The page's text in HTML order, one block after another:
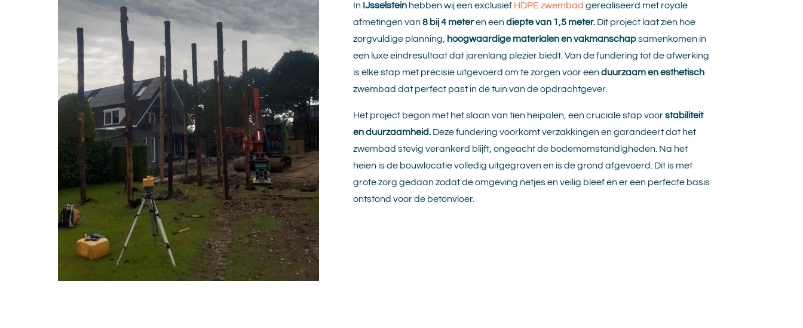
In IJsselstein hebben wij een exclusief HDPE zwembad gerealiseerd met royale
afmetingen van8 bij 4 meteren eendiepte van 1,5 meter. Dit project laat zien hoe
zorgvuldige planning, hoogwaardige materialen en vakmanschapsamenkomen in
een luxe eindresultaat dat jarenlang plezier biedt. Van de fundering tot de afwerking
is elke stap met precisie uitgevoerd om te zorgen voor eenduurzaam en esthetisch
zwembad dat perfect past in de tuin van de opdrachtgever.
Het project begon met het slaan van tien heipalen, een cruciale stap voorstabiliteit
en duurzaamheid. Deze fundering voorkomt verzakkingen en garandeert dat het
zwembad stevig verankerd blijft, ongeacht de bodemomstandigheden. Na het
heien is de bouwlocatie volledig uitgegraven en is de grond afgevoerd. Dit is met
grote zorg gedaan zodat de omgeving netjes en veilig bleef en er een perfecte basis
ontstond voor de betonvloer.